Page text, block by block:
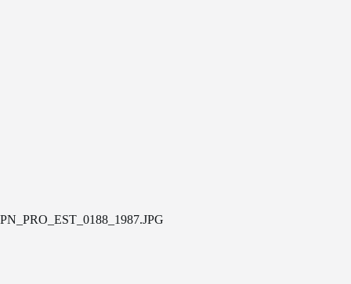
PN_PRO_EST_0188_1987.JPG